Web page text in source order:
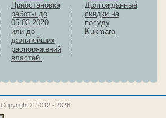
Приостановка
работы до
05.03.2020
или до
дальнейших
распоряжений
властей.
Долгожданные
скидки на
посуду
Kukmara
Copyright © 2012 - 2026